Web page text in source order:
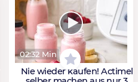
02:32 Min
Nie wieder kaufen! Actimel